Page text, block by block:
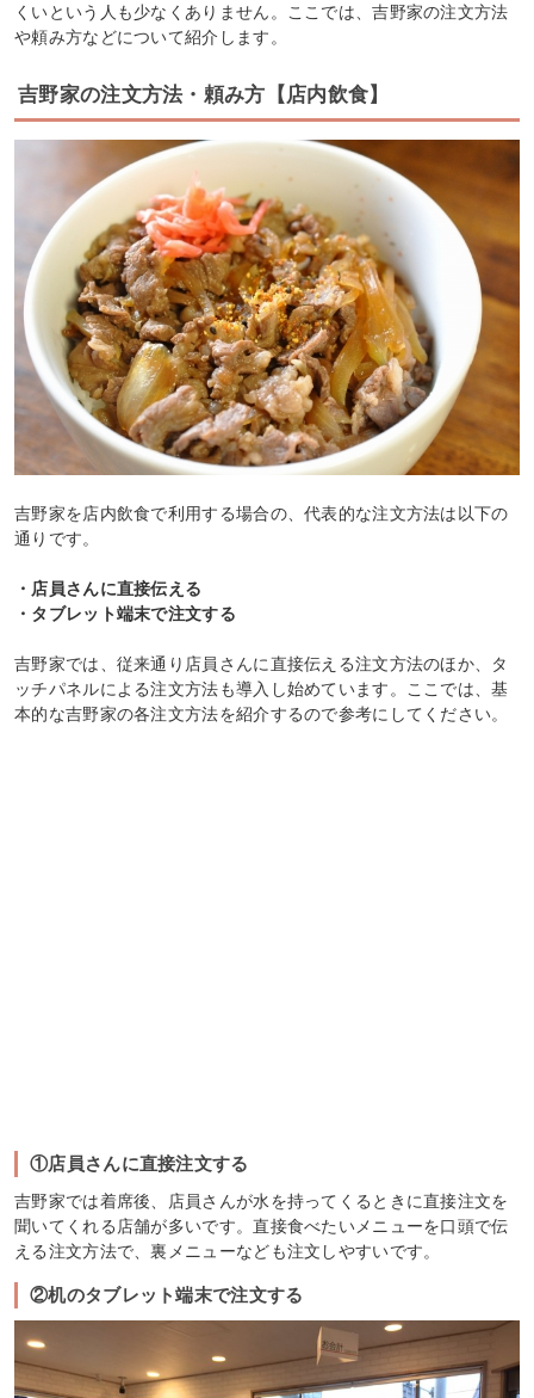
くいという人も少なくありません。ここでは、吉野家の注文方法
や頼み方などについて紹介します。
吉野家の注文方法・頼み方【店内飲食】
吉野家を店内飲食で利用する場合の、代表的な注文方法は以下の
通りです。
・店員さんに直接伝える
・タブレット端末で注文する
吉野家では、従来通り店員さんに直接伝える注文方法のほか、タ
ッチパネルによる注文方法も導入し始めています。ここでは、基
本的な吉野家の各注文方法を紹介するので参考にしてください。
①店員さんに直接注文する
吉野家では着席後、店員さんが水を持ってくるときに直接注文を
聞いてくれる店舗が多いです。直接食べたいメニューを口頭で伝
える注文方法で、裏メニューなども注文しやすいです。
②机のタブレット端末で注文する